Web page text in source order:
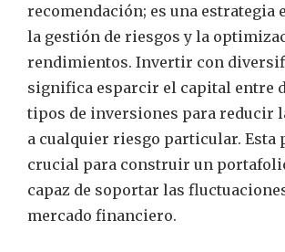
recomendación; es una estrategia
la gestión de riesgos y la
rendimientos. Invertir con
significa esparcir el capital entre
tipos de inversiones para reducir
a cualquier riesgo particular. Esta
crucial para construir un
capaz de soportar las
mercado financiero.